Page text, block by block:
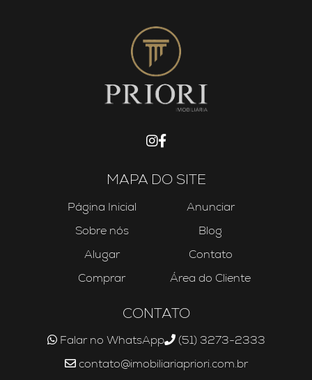
MAPA DO SITE
Página Inicial
Sobre nós
Alugar
Comprar
Anunciar
Blog
Contato
Área do Cliente
CONTATO
Falar no WhatsApp
(51) 3273-2333
contato@imobiliariapriori.com.br